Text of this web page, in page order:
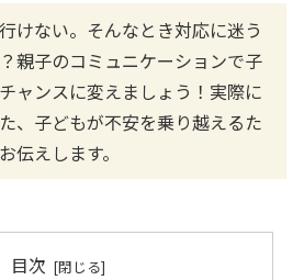
けない。そんなとき対応に迷う
親子のコミュニケーションで子
ャンスに変えましょう！実際に
、子どもが不安を乗り越えるた
伝えします。
目次